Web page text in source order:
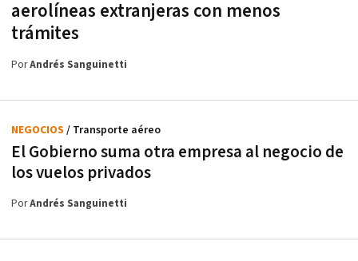
aerolíneas extranjeras con menos
trámites
PorAndrés Sanguinetti
El Gobierno suma otra empresa al negocio de
los vuelos privados
NEGOCIOS / Transporte aéreo
PorAndrés Sanguinetti